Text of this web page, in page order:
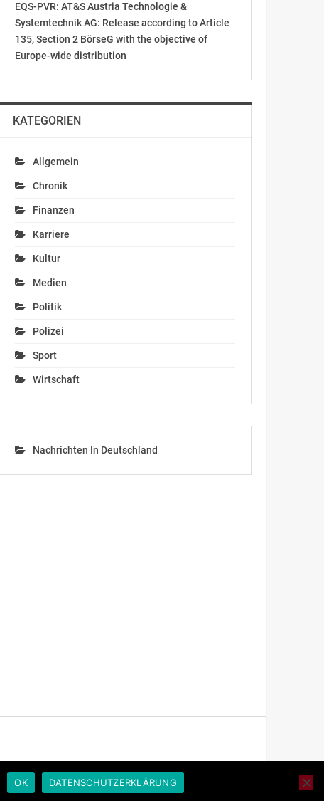
EQS-PVR: AT&S Austria Technologie &
Systemtechnik AG: Release according to Article
135, Section 2 BörseG with the objective of
Europe-wide distribution
KATEGORIEN
Allgemein
Chronik
Finanzen
Karriere
Kultur
Medien
Politik
Polizei
Sport
Wirtschaft
Nachrichten In Deutschland
OK DATENSCHUTZERKLÄRUNG